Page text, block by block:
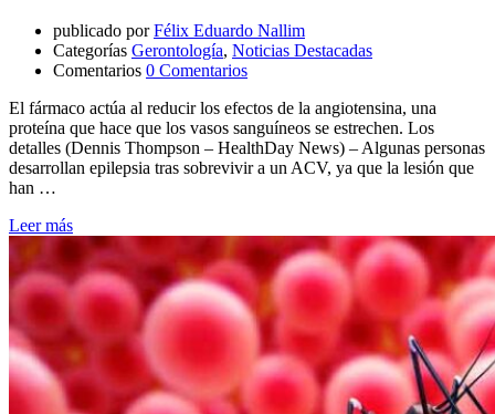
publicado por Félix Eduardo Nallim
Categorías Gerontología, Noticias Destacadas
Comentarios 0 Comentarios
El fármaco actúa al reducir los efectos de la angiotensina, una
proteína que hace que los vasos sanguíneos se estrechen. Los
detalles (Dennis Thompson – HealthDay News) – Algunas personas
desarrollan epilepsia tras sobrevivir a un ACV, ya que la lesión que
han …
Leer más